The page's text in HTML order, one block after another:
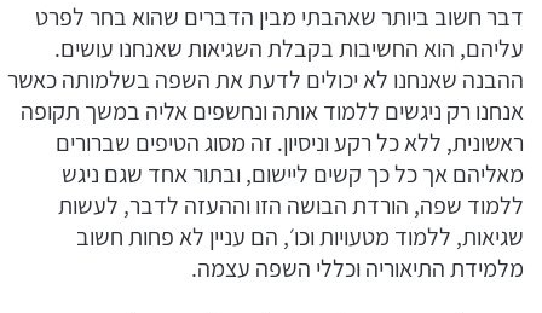
דבר חשוב ביותר שאהבתי מבין הדברים שהוא בחר לפרט
עליהם, הוא החשיבות בקבלת השגיאות שאנחנו עושים.
ההבנה שאנחנו לא יכולים לדעת את השפה בשלמותה כאשר
אנחנו רק ניגשים ללמוד אותה ונחשפים אליה במשך תקופה
ראשונית, ללא כל רקע וניסיון. זה מסוג הטיפים שברורים
מאליהם אך כל כך קשים ליישום, ובתור אחד שגם ניגש
ללמוד שפה, הורדת הבושה הזו וההעזה לדבר, לעשות
שגיאות, ללמוד מטעויות וכו׳, הם עניין לא פחות חשוב
מלמידת התיאוריה וכללי השפה עצמה.